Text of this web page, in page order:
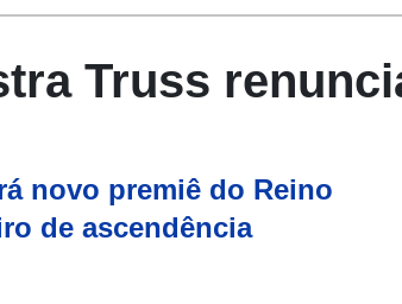
Truss
novo premiê do Reino
de ascendência